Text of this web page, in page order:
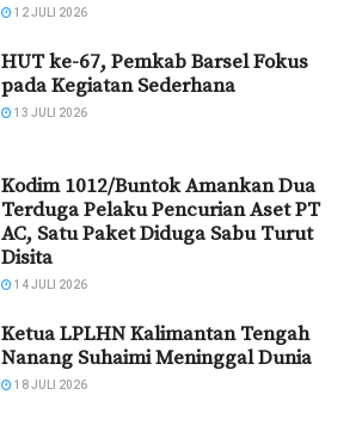
12 JULI 2026
HUT ke-67, Pemkab Barsel Fokus
pada Kegiatan Sederhana
13 JULI 2026
Kodim 1012/Buntok Amankan Dua
Terduga Pelaku Pencurian Aset PT
AC, Satu Paket Diduga Sabu Turut
Disita
14 JULI 2026
Ketua LPLHN Kalimantan Tengah
Nanang Suhaimi Meninggal Dunia
18 JULI 2026